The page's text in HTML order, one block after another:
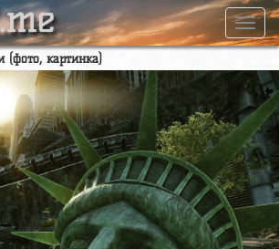
(фото, картинка)